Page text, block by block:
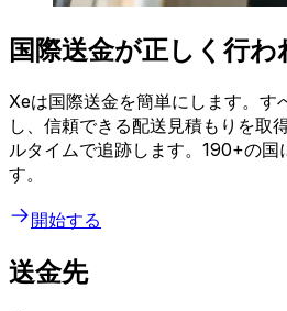
国際送金が正しく行わ
Xeは国際送金を簡単にします。す
し、信頼できる配送見積もりを取
ルタイムで追跡します。190+の国
す。
開始する
送金先